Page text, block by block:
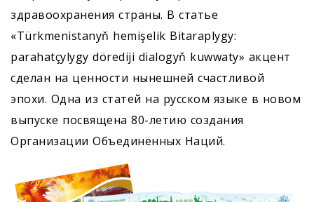
здравоохранения страны. В статье
«Тürkmenistanyň hemişelik Bitaraplygy:
parahatçylygy dörediji dialogyň kuwwaty» акцент
сделан на ценности нынешней счастливой
эпохи. Одна из статей на русском языке в новом
выпуске посвящена 80-летию создания
Организации Объединённых Наций.